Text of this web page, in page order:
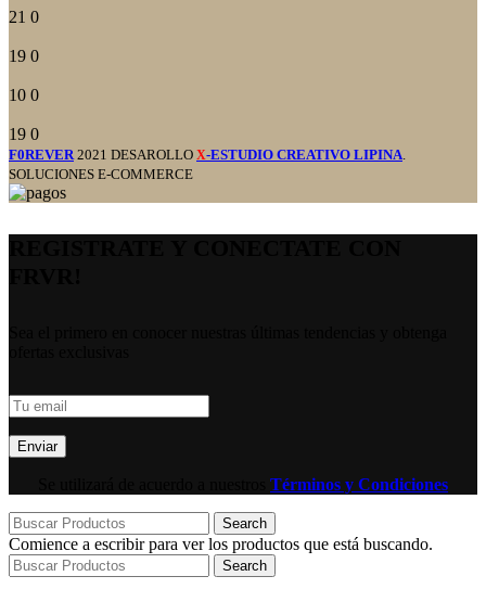
21 0
19 0
10 0
19 0
F0REVER 2021 DESAROLLO X-ESTUDIO CREATIVO LIPINA.
SOLUCIONES E-COMMERCE
Términos y Condiciones
Search
Comience a escribir para ver los productos que está buscando.
Search